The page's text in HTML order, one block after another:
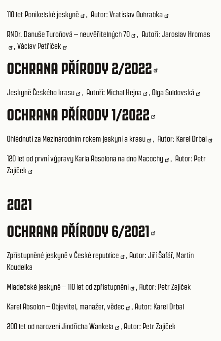
110 let Ponikelské jeskyně , Autor: Vratislav Ouhrabka
RNDr. Danuše Turoňová – neuvěřitelných 70 , Autoři: Jaroslav Hromas
, Václav Petříček
OCHRANA PŘÍRODY 2/2022
Jeskyně Českého krasu , Autoři: Michal Hejna , Olga Suldovská
OCHRANA PŘÍRODY 1/2022
Ohlédnutí za Mezinárodním rokem jeskyní a krasu , Autor: Karel Drbal
120 let od první výpravy Karla Absolona na dno Macochy , Autor: Petr
Zajíček
2021
OCHRANA PŘÍRODY 6/2021
Zpřístupněné jeskyně v České republice
, Autor: Jiří Šafář, Martin
Koudelka
Mladečské jeskyně – 110 let od zpřístupnění , Autor: Petr Zajíček
Karel Absolon – Objevitel, manažer, vědec , Autor: Karel Drbal
200 let od narození Jindřicha Wankela , Autor: Petr Zajíček